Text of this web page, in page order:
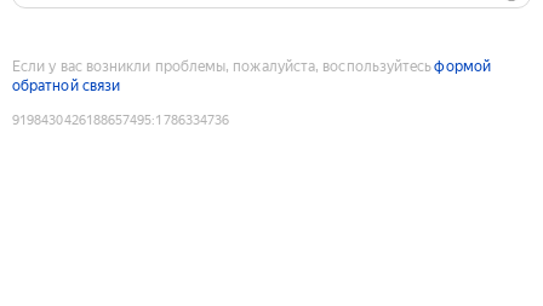
Если у вас возникли проблемы, пожалуйста, воспользуйтесьформой
обратной связи
9198430426188657495:1786334736